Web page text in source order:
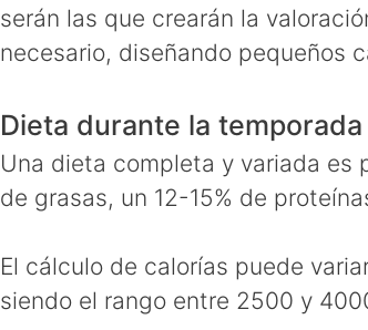
serán las que crearán la
necesario, diseñando pequeños
Dieta durante la temporada
Una dieta completa y variada es
de grasas, un 12-15% de
El cálculo de calorías puede
siendo el rango entre 2500 y